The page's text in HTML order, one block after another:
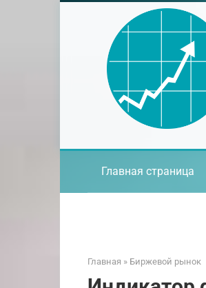
Главная страница
Главная » Биржевой рынок